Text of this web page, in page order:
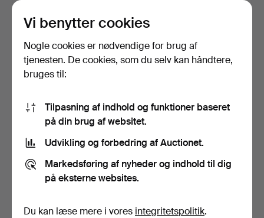
SS ZFA KIKKERTKIGTE TIL
PISTOLKASSER.
Vi benytter cookies
Nogle cookies er nødvendige for brug af
tjenesten. De cookies, som du selv kan håndtere,
bruges til:
Tilpasning af indhold og funktioner baseret
på din brug af websitet.
Udvikling og forbedring af Auctionet.
Markedsføring af nyheder og indhold til dig
på eksterne websites.
Du kan læse mere i vores integritetspolitik.